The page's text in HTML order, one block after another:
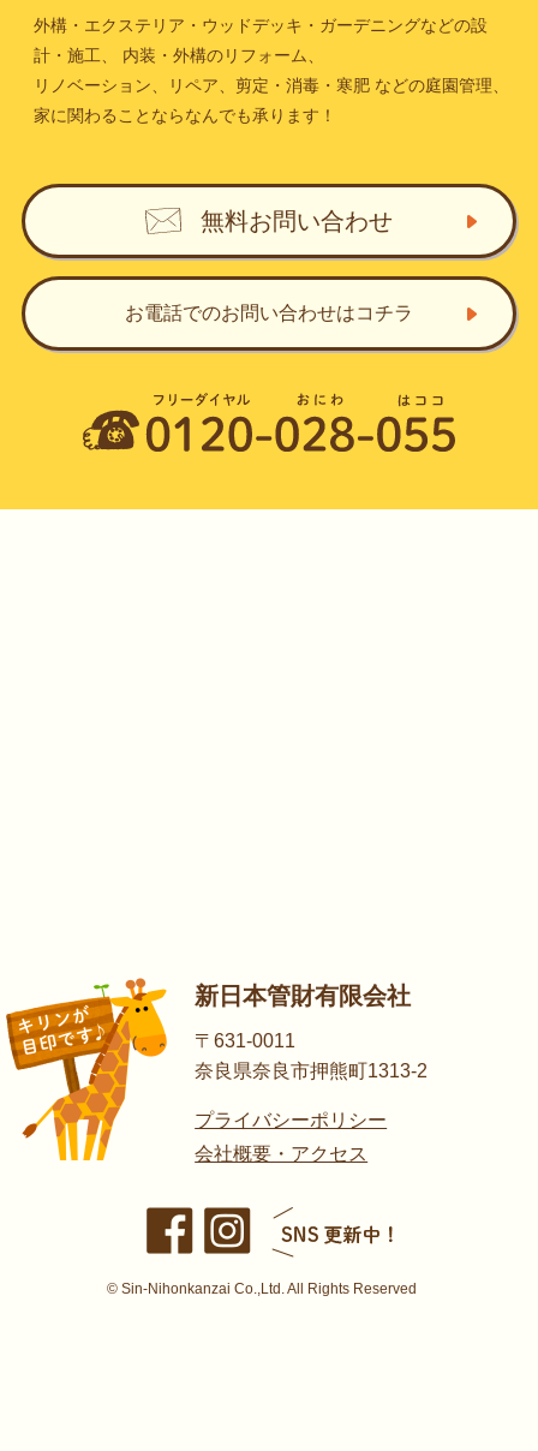
外構・エクステリア・ウッドデッキ・ガーデニングなどの設
計・施工、
内装・外構のリフォーム、
リノベーション、リペア、剪定・消毒・寒肥などの庭園管理、
家に関わることならなんでも承ります！
無料お問い合わせ
お電話でのお問い合わせはコチラ
新日本管財有限会社
〒631-0011
奈良県奈良市押熊町1313-2
プライバシーポリシー
会社概要・アクセス
© Sin-Nihonkanzai Co.,Ltd. All Rights Reserved